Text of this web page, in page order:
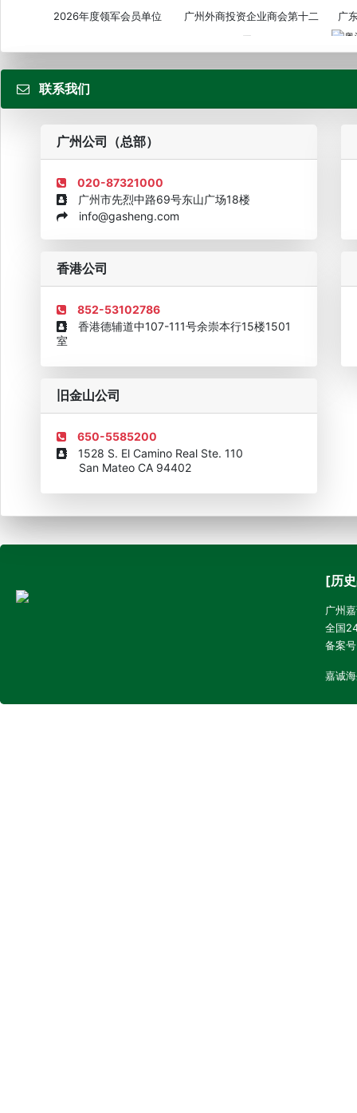
2026年度领军会员单位
广州外商投资企业商会第十二
届...
广
企业诚信AAAAA奖牌2015 欧美澳最具价值品牌移民机构
联系我们
广州公司（总部）
020-87321000
广州市先烈中路69号东山广场18楼
info@gasheng.com
香港公司
852-53102786
香港德辅道中107-111号余崇本行15楼1501
室
旧金山公司
650-5585200
1528 S. El Camino Real Ste. 110
San Mateo CA 94402
[历
广州
全国
备案
嘉诚